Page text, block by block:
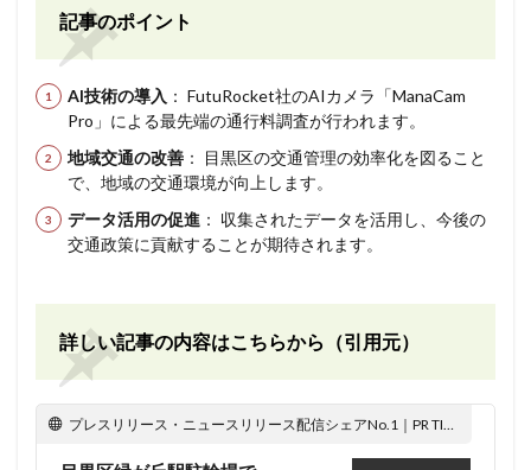
記事のポイント
AI技術の導入 ： FutuRocket社のAIカメラ「ManaCam
Pro」による最先端の通行料調査が行われます。
地域交通の改善 ： 目黒区の交通管理の効率化を図ること
で、地域の交通環境が向上します。
データ活用の促進 ： 収集されたデータを活用し、今後の
交通政策に貢献することが期待されます。
詳しい記事の内容はこちらから（引用元）
プレスリリース・ニュースリリース配信シェアNo.1｜PR TIMES